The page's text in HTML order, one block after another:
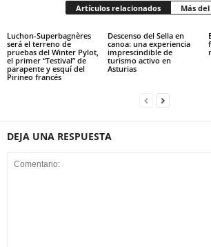
Artículos relacionados Más
Luchon-Superbagnères
será el terreno de
pruebas del Winter Pylot,
el primer “Testival” de
parapente y esquí del
Pirineo francés
Descenso del Sella en
canoa: una experiencia
imprescindible de
turismo activo en
Asturias
DEJA UNA RESPUESTA